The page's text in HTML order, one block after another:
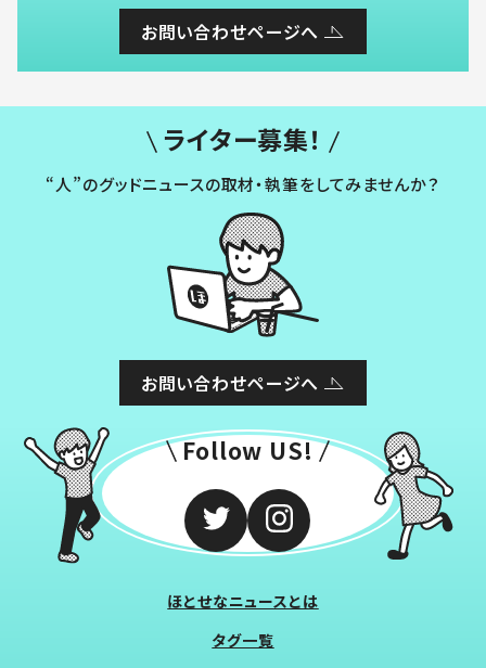
お問い合わせページへ
ライター募集！
“人”のグッドニュースの取材・執筆をしてみませんか？
お問い合わせページへ
Follow US!
ほとせなニュースとは
タグ一覧